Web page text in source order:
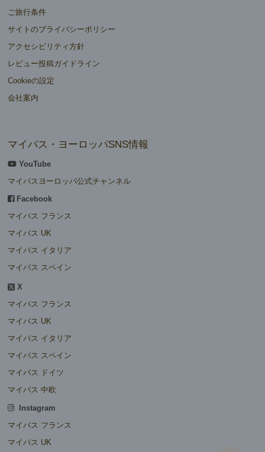
ご旅行条件
サイトのプライバシーポリシー
アクセシビリティ方針
レビュー投稿ガイドライン
Cookieの設定
会社案内
マイバス・ヨーロッパSNS情報
YouTube
マイバスヨーロッパ公式チャンネル
Facebook
マイバス フランス
マイバス UK
マイバス イタリア
マイバス スペイン
X
マイバス フランス
マイバス UK
マイバス イタリア
マイバス スペイン
マイバス ドイツ
マイバス 中欧
Instagram
マイバス フランス
マイバス UK